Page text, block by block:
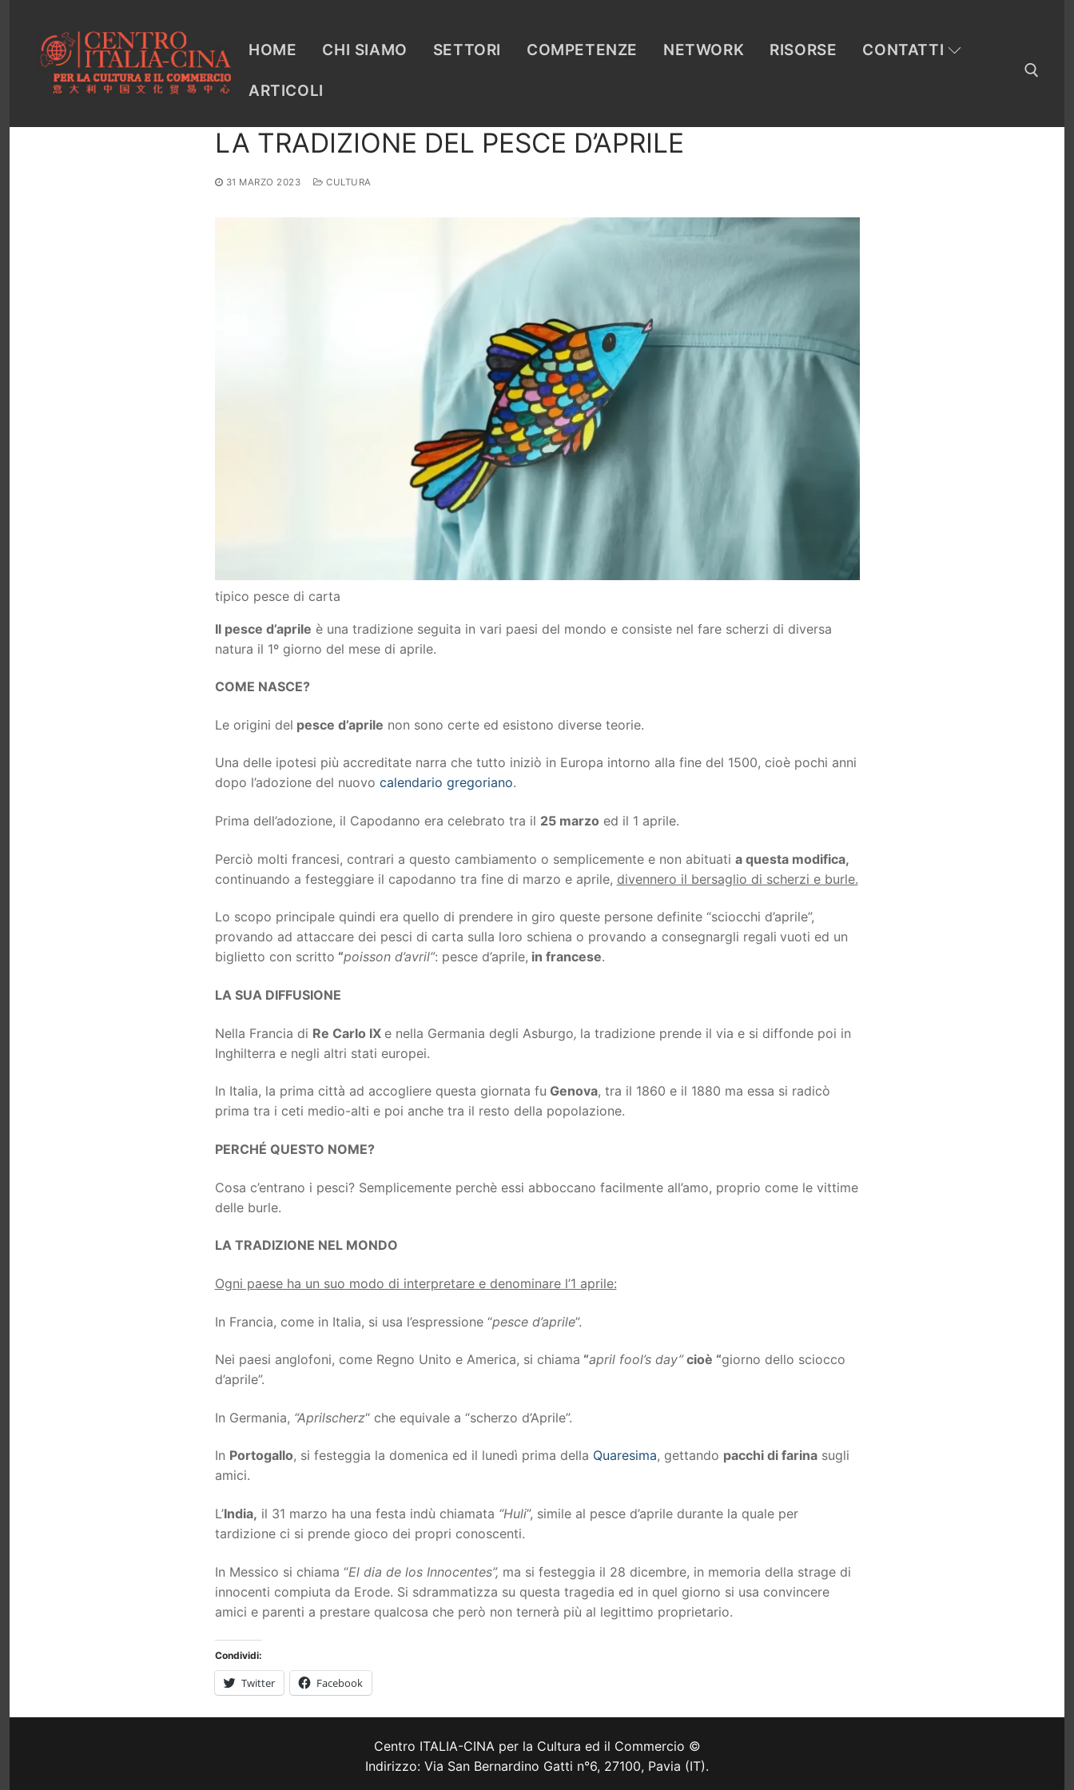
contenuto
HOME CHI SIAMO SETTORI COMPETENZE NETWORK RISORSE CONTATTI
ARTICOLI
LA TRADIZIONE DEL PESCE D’APRILE
31 MARZO 2023 CULTURA
tipico pesce di carta
Il pesce d’aprile è una tradizione seguita in vari paesi del mondo e consiste nel fare scherzi di diversa
natura il 1º giorno del mese di aprile.
COME NASCE?
Le origini del pesce d’aprile non sono certe ed esistono diverse teorie.
Una delle ipotesi più accreditate narra che tutto iniziò in Europa intorno alla fine del 1500, cioè pochi anni
dopo l’adozione del nuovo calendario gregoriano.
Prima dell’adozione, il Capodanno era celebrato tra il 25 marzo ed il 1 aprile.
Perciò molti francesi, contrari a questo cambiamento o semplicemente e non abituati a questa modifica,
continuando a festeggiare il capodanno tra fine di marzo e aprile, divennero il bersaglio di scherzi e burle.
Lo scopo principale quindi era quello di prendere in giro queste persone definite “sciocchi d’aprile”,
provando ad attaccare dei pesci di carta sulla loro schiena o provando a consegnargli regali vuoti ed un
biglietto con scritto “poisson d’avril”: pesce d’aprile, in francese.
LA SUA DIFFUSIONE
Nella Francia di Re Carlo IX e nella Germania degli Asburgo, la tradizione prende il via e si diffonde poi in
Inghilterra e negli altri stati europei.
In Italia, la prima città ad accogliere questa giornata fu Genova, tra il 1860 e il 1880 ma essa si radicò
prima tra i ceti medio-alti e poi anche tra il resto della popolazione.
PERCHÉ QUESTO NOME?
Cosa c’entrano i pesci? Semplicemente perchè essi abboccano facilmente all’amo, proprio come le vittime
delle burle.
LA TRADIZIONE NEL MONDO
Ogni paese ha un suo modo di interpretare e denominare l’1 aprile:
In Francia, come in Italia, si usa l’espressione “pesce d’aprile”.
Nei paesi anglofoni, come Regno Unito e America, si chiama “april fool’s day”cioè “giorno dello sciocco
d’aprile”.
In Germania, “Aprilscherz“ che equivale a “scherzo d’Aprile”.
In Portogallo, si festeggia la domenica ed il lunedì prima della Quaresima, gettando pacchi di farinasugli
amici.
L’India, il 31 marzo ha una festa indù chiamata “Huli”, simile al pesce d’aprile durante la quale per
tardizione ci si prende gioco dei propri conoscenti.
In Messico si chiama “El dia de los Innocentes”, ma si festeggia il 28 dicembre, in memoria della strage di
innocenti compiuta da Erode. Si sdrammatizza su questa tragedia ed in quel giorno si usa convincere
amici e parenti a prestare qualcosa che però non ternerà più al legittimo proprietario.
Condividi:
Twitter Facebook
Centro ITALIA-CINA per la Cultura ed il Commercio ©
Indirizzo: Via San Bernardino Gatti n°6, 27100, Pavia (IT).